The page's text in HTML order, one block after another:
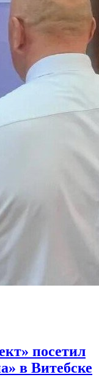
посетил
в Витебске